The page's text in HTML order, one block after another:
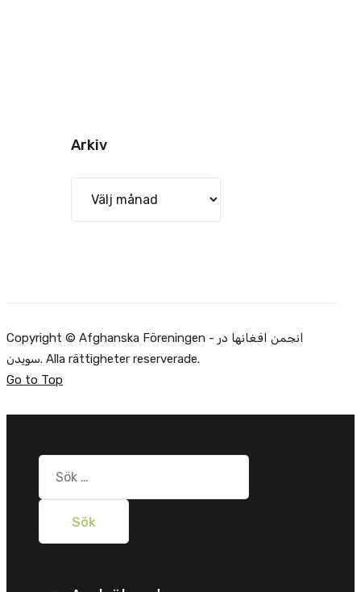
Arkiv
Copyright © Afghanska Föreningen - انجمن افغانها در
سویدن. Alla rättigheter reserverade.
Go to Top
Sök
efter: